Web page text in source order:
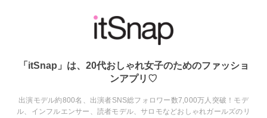
「itSnap」は、20代おしゃれ女子のためのファッショ
ンアプリ♡
出演モデル約800名、出演者SNS総フォロワー数7,000万人突破！モデ
ル、インフルエンサー、読者モデル、サロモなどおしゃれガールズのリ